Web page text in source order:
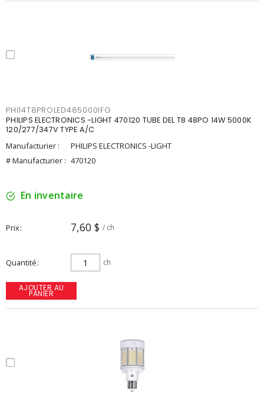
PHI14T8PROLED485000IFG
PHILIPS ELECTRONICS -LIGHT 470120 TUBE DEL T8 48PO 14W 5000K
120/277/347V TYPE A/C
Manufacturier :
PHILIPS ELECTRONICS -LIGHT
# Manufacturier : 470120
En inventaire
Prix 7,60 $ / ch
Quantité ch
AJOUTER AU
PANIER